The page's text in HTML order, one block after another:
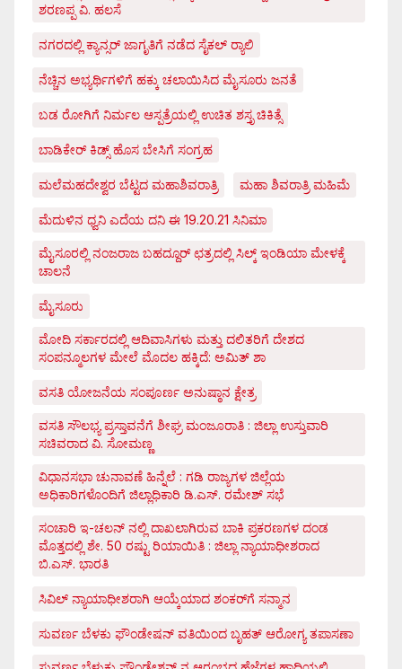
ಶರಣಪ್ಪ ವಿ. ಹಲಸೆ
ನಗರದಲ್ಲಿ ಕ್ಯಾನ್ಸರ್ ಜಾಗೃತಿಗೆ ನಡೆದ ಸೈಕಲ್ ರ್‍ಯಾಲಿ
ನೆಚ್ಚಿನ ಅಭ್ಯರ್ಥಿಗಳಿಗೆ ಹಕ್ಕು ಚಲಾಯಿಸಿದ ಮೈಸೂರು ಜನತೆ
ಬಡ ರೋಗಿಗೆ ನಿರ್ಮಲ ಆಸ್ಪತ್ರೆಯಲ್ಲಿ ಉಚಿತ ಶಸ್ತೃ ಚಿಕಿತ್ಸೆ
ಬಾಡಿಕೇರ್ ಕಿಡ್ಸ್ ಹೊಸ ಬೇಸಿಗೆ ಸಂಗ್ರಹ
ಮಲೆಮಹದೇಶ್ವರ ಬೆಟ್ಟದ ಮಹಾಶಿವರಾತ್ರಿ ಮಹಾ ಶಿವರಾತ್ರಿ ಮಹಿಮೆ
ಮೆದುಳಿನ ಧ್ವನಿ ಎದೆಯ ದನಿ ಈ 19.20.21 ಸಿನಿಮಾ
ಮೈಸೂರಲ್ಲಿ ನಂಜರಾಜ ಬಹದ್ದೂರ್ ಛತ್ರದಲ್ಲಿ ಸಿಲ್ಕ್ ಇಂಡಿಯಾ ಮೇಳಕ್ಕೆ
ಚಾಲನೆ
ಮೈಸೂರು
ಮೋದಿ ಸರ್ಕಾರದಲ್ಲಿ ಆದಿವಾಸಿಗಳು ಮತ್ತು ದಲಿತರಿಗೆ ದೇಶದ
ಸಂಪನ್ಮೂಲಗಳ ಮೇಲೆ ಮೊದಲ ಹಕ್ಕಿದೆ: ಅಮಿತ್ ಶಾ
ವಸತಿ ಯೋಜನೆಯ ಸಂಪೂರ್ಣ ಅನುಷ್ಠಾನ ಕ್ಷೇತ್ರ
ವಸತಿ ಸೌಲಭ್ಯ ಪ್ರಸ್ತಾವನೆಗೆ ಶೀಘ್ರ ಮಂಜೂರಾತಿ : ಜಿಲ್ಲಾ ಉಸ್ತುವಾರಿ
ಸಚಿವರಾದ ವಿ. ಸೋಮಣ್ಣ
ವಿಧಾನಸಭಾ ಚುನಾವಣೆ ಹಿನ್ನೆಲೆ : ಗಡಿ ರಾಜ್ಯಗಳ ಜಿಲ್ಲೆಯ
ಅಧಿಕಾರಿಗಳೊಂದಿಗೆ ಜಿಲ್ಲಾಧಿಕಾರಿ ಡಿ.ಎಸ್. ರಮೇಶ್ ಸಭೆ
ಸಂಚಾರಿ ಇ-ಚಲನ್ ನಲ್ಲಿ ದಾಖಲಾಗಿರುವ ಬಾಕಿ ಪ್ರಕರಣಗಳ ದಂಡ
ಮೊತ್ತದಲ್ಲಿ ಶೇ. 50 ರಷ್ಟು ರಿಯಾಯಿತಿ : ಜಿಲ್ಲಾ ನ್ಯಾಯಾಧೀಶರಾದ
ಬಿ.ಎಸ್. ಭಾರತಿ
ಸಿವಿಲ್ ನ್ಯಾಯಾಧೀಶರಾಗಿ ಆಯ್ಕೆಯಾದ ಶಂಕರ್‌ಗೆ ಸನ್ಮಾನ
ಸುವರ್ಣ ಬೆಳಕು ಫೌಂಡೇಷನ್ ವತಿಯಿಂದ ಬೃಹತ್ ಆರೋಗ್ಯ ತಪಾಸಣಾ